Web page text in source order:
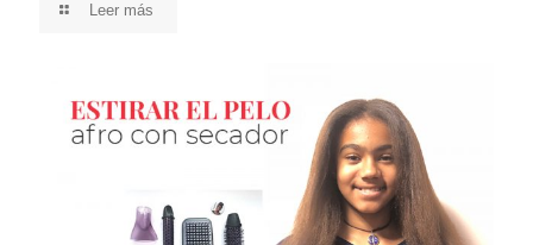
Leer más